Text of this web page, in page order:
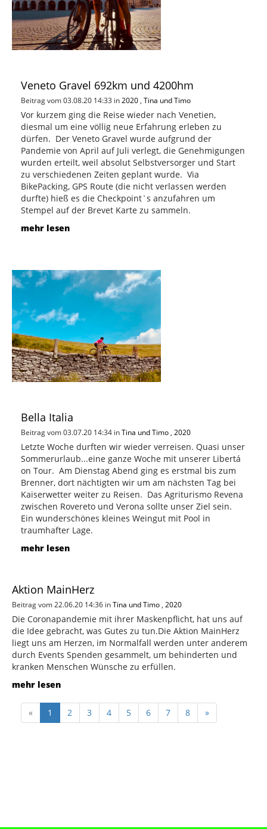
Veneto Gravel 692km und 4200hm
Beitrag vom 03.08.20 14:33 in2020 , Tina und Timo
Vor kurzem ging die Reise wieder nach Venetien,
diesmal um eine völlig neue Erfahrung erleben zu
dürfen. Der Veneto Gravel wurde aufgrund der
Pandemie von April auf Juli verlegt, die Genehmigungen
wurden erteilt, weil absolut Selbstversorger und Start
zu verschiedenen Zeiten geplant wurde. Via
BikePacking, GPS Route (die nicht verlassen werden
durfte) hieß es die Checkpoint`s anzufahren um
Stempel auf der Brevet Karte zu sammeln.
mehr lesen
Bella Italia
Beitrag vom 03.07.20 14:34 inTina und Timo 2020
Letzte Woche durften wir wieder verreisen. Quasi unser
Sommerurlaub...eine ganze Woche mit unserer Libertá
on Tour. Am Dienstag Abend ging es erstmal bis zum
Brenner, dort nächtigten wir um am nächsten Tag bei
Kaiserwetter weiter zu Reisen. Das Agriturismo Revena
zwischen Rovereto und Verona sollte unser Ziel sein.
Ein wunderschönes kleines Weingut mit Pool in
traumhafter Lage.
mehr lesen
Aktion MainHerz
Beitrag vom 22.06.20 14:36 inTina und Timo 2020
Die Coronapandemie mit ihrer Maskenpflicht, hat uns auf
die Idee gebracht, was Gutes zu tun.Die Aktion MainHerz
liegt uns am Herzen, im Normalfall werden unter anderem
durch Events Spenden gesammelt, um behinderten und
kranken Menschen Wünsche zu erfüllen.
mehr lesen
« 1 2 3 4 5 6 7 8 »